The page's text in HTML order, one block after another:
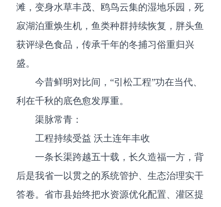
滩，变身水草丰茂、鸥鸟云集的湿地乐园，死
寂湖泊重焕生机，鱼类种群持续恢复，胖头鱼
获评绿色食品，传承千年的冬捕习俗重归兴
盛。
今昔鲜明对比间，“引松工程”功在当代、
利在千秋的底色愈发厚重。
渠脉常青：
工程持续受益 沃土连年丰收
一条长渠跨越五十载，长久造福一方，背
后是我省一以贯之的系统管护、生态治理实干
答卷。省市县始终把水资源优化配置、灌区提